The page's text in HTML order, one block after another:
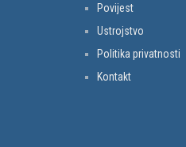
Povijest
Ustrojstvo
Politika privatnosti
Kontakt